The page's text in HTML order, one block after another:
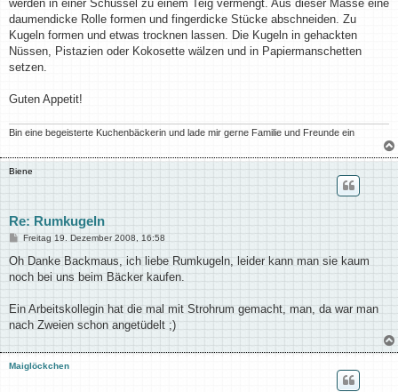
werden in einer Schüssel zu einem Teig vermengt. Aus dieser Masse eine
daumendicke Rolle formen und fingerdicke Stücke abschneiden. Zu
Kugeln formen und etwas trocknen lassen. Die Kugeln in gehackten
Nüssen, Pistazien oder Kokosette wälzen und in Papiermanschetten
setzen.
Guten Appetit!
Bin eine begeisterte Kuchenbäckerin und lade mir gerne Familie und Freunde ein
Biene
Re: Rumkugeln
B
i
r
Freitag 19. Dezember 2008, 16:58
Oh Danke Backmaus, ich liebe Rumkugeln, leider kann man sie kaum
noch bei uns beim Bäcker kaufen.
Ein Arbeitskollegin hat die mal mit Strohrum gemacht, man, da war man
nach Zweien schon angetüdelt ;)
Maiglöckchen